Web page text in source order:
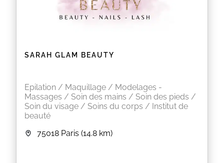
quotidien. En plus des soins traditionnels, linstitut
vous propose un maquillage semi-permanent pour
gagner du temps le matin, mais aussi lextension de
SARAH GLAM BEAUTY
Epilation / Maquillage / Modelages -
Massages / Soin des mains / Soin des pieds /
Soin du visage / Soins du corps / Institut de
beauté
75018 Paris (14.8 km)